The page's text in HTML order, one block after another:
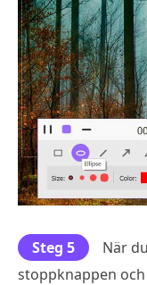
Steg 5
När
stoppknappen